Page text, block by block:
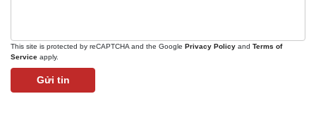
This site is protected by reCAPTCHA and the Google Privacy Policy and Terms of
Service apply.
Gửi tin